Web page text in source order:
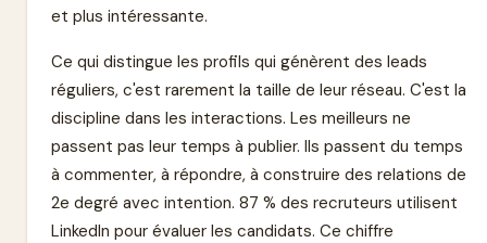
et plus intéressante.
Ce qui distingue les profils qui génèrent des leads
réguliers, c'est rarement la taille de leur réseau. C'est la
discipline dans les interactions. Les meilleurs ne
passent pas leur temps à publier. Ils passent du temps
à commenter, à répondre, à construire des relations de
2e degré avec intention. 87 % des recruteurs utilisent
LinkedIn pour évaluer les candidats. Ce chiffre